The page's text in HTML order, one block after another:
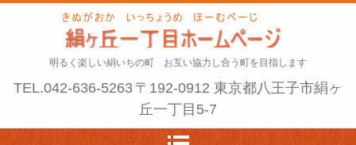
明るく楽しい絹いちの町 お互い協力し合う町を目指します
TEL.042-636-5263 〒192-0912 東京都八王子市絹ヶ
丘一丁目5-7